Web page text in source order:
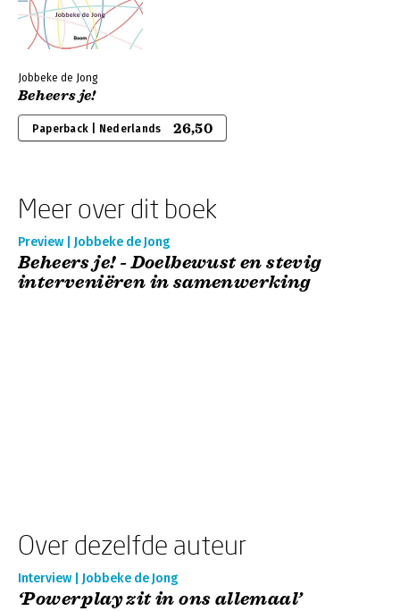
Jobbeke de Jong
Beheers je!
Paperback | Nederlands 26,50
Meer over dit boek
Preview | Jobbeke de Jong
Beheers je! - Doelbewust en stevig
interveniëren in samenwerking
Over dezelfde auteur
Interview | Jobbeke de Jong
‘Powerplay zit in ons allemaal’